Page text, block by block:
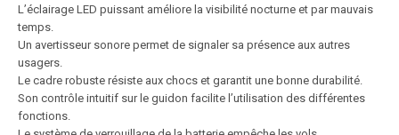
L’éclairage LED puissant améliore la visibilité nocturne et par mauvais
temps.
Un avertisseur sonore permet de signaler sa présence aux autres
usagers.
Le cadre robuste résiste aux chocs et garantit une bonne durabilité.
Son contrôle intuitif sur le guidon facilite l’utilisation des différentes
fonctions.